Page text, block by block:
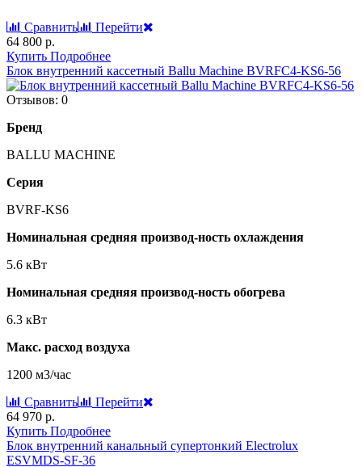
Сравнить
Перейти
64 800 р.
Купить Подробнее
Блок внутренний кассетный Ballu Machine BVRFC4-KS6-56
Отзывов: 0
Бренд
BALLU MACHINE
Серия
BVRF-KS6
Номинальная средняя производ-ность охлаждения
5.6 кВт
Номинальная средняя производ-ность обогрева
6.3 кВт
Макс. расход воздуха
1200 м3/час
Сравнить
Перейти
64 970 р.
Купить Подробнее
Блок внутренний канальный супертонкий Electrolux
ESVMDS-SF-36